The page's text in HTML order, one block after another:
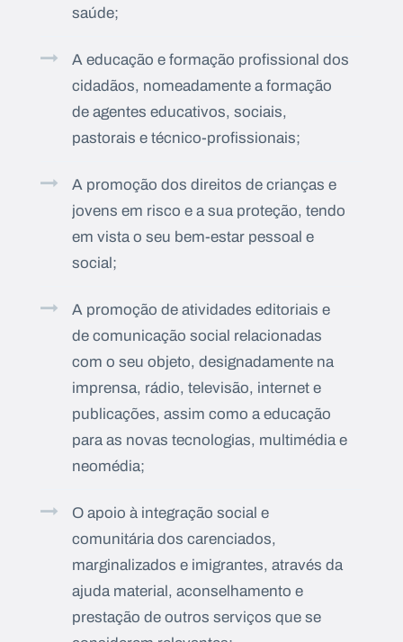
saúde;
A educação e formação profissional dos
cidadãos, nomeadamente a formação
de agentes educativos, sociais,
pastorais e técnico-profissionais;
A promoção dos direitos de crianças e
jovens em risco e a sua proteção, tendo
em vista o seu bem-estar pessoal e
social;
A promoção de atividades editoriais e
de comunicação social relacionadas
com o seu objeto, designadamente na
imprensa, rádio, televisão, internet e
publicações, assim como a educação
para as novas tecnologias, multimédia e
neomédia;
O apoio à integração social e
comunitária dos carenciados,
marginalizados e imigrantes, através da
ajuda material, aconselhamento e
prestação de outros serviços que se